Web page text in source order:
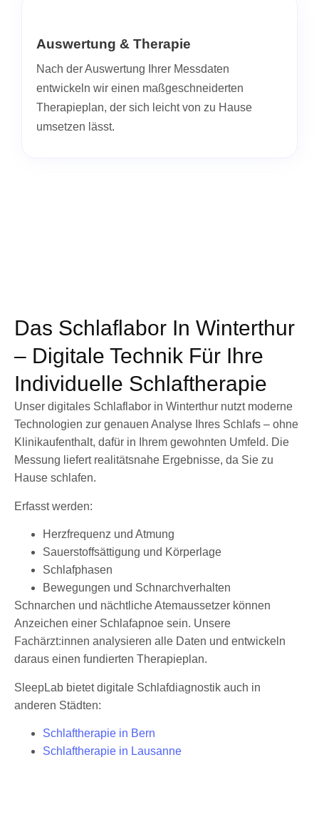
Auswertung & Therapie
Nach der Auswertung Ihrer Messdaten
entwickeln wir einen maßgeschneiderten
Therapieplan, der sich leicht von zu Hause
umsetzen lässt.
Das Schlaflabor In Winterthur
– Digitale Technik Für Ihre
Individuelle Schlaftherapie
Unser digitales Schlaflabor in Winterthur nutzt moderne
Technologien zur genauen Analyse Ihres Schlafs – ohne
Klinikaufenthalt, dafür in Ihrem gewohnten Umfeld. Die
Messung liefert realitätsnahe Ergebnisse, da Sie zu
Hause schlafen.
Erfasst werden:
Herzfrequenz und Atmung
Sauerstoffsättigung und Körperlage
Schlafphasen
Bewegungen und Schnarchverhalten
Schnarchen und nächtliche Atemaussetzer können
Anzeichen einer Schlafapnoe sein. Unsere
Fachärzt:innen analysieren alle Daten und entwickeln
daraus einen fundierten Therapieplan.
SleepLab bietet digitale Schlafdiagnostik auch in
anderen Städten:
Schlaftherapie in Bern
Schlaftherapie in Lausanne